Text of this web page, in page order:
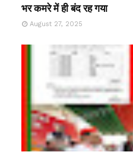
भर कमरे में ही बंद रह गया
August 27, 2025